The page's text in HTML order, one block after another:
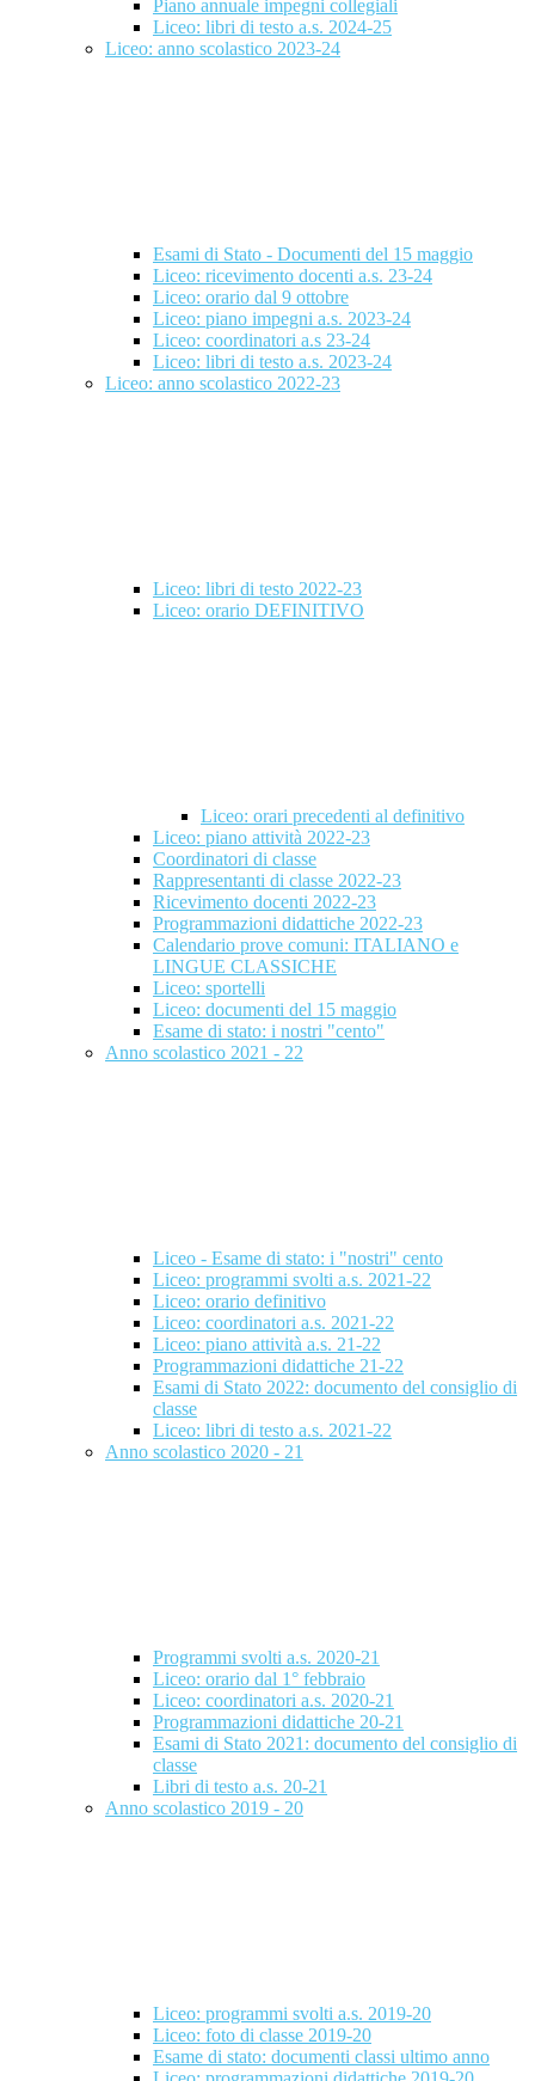
Piano annuale impegni collegiali
Liceo: libri di testo a.s. 2024-25
Liceo: anno scolastico 2023-24
Esami di Stato - Documenti del 15 maggio
Liceo: ricevimento docenti a.s. 23-24
Liceo: orario dal 9 ottobre
Liceo: piano impegni a.s. 2023-24
Liceo: coordinatori a.s 23-24
Liceo: libri di testo a.s. 2023-24
Liceo: anno scolastico 2022-23
Liceo: libri di testo 2022-23
Liceo: orario DEFINITIVO
Liceo: orari precedenti al definitivo
Liceo: piano attività 2022-23
Coordinatori di classe
Rappresentanti di classe 2022-23
Ricevimento docenti 2022-23
Programmazioni didattiche 2022-23
Calendario prove comuni: ITALIANO e
LINGUE CLASSICHE
Liceo: sportelli
Liceo: documenti del 15 maggio
Esame di stato: i nostri "cento"
Anno scolastico 2021 - 22
Liceo - Esame di stato: i "nostri" cento
Liceo: programmi svolti a.s. 2021-22
Liceo: orario definitivo
Liceo: coordinatori a.s. 2021-22
Liceo: piano attività a.s. 21-22
Programmazioni didattiche 21-22
Esami di Stato 2022: documento del consiglio di
classe
Liceo: libri di testo a.s. 2021-22
Anno scolastico 2020 - 21
Programmi svolti a.s. 2020-21
Liceo: orario dal 1° febbraio
Liceo: coordinatori a.s. 2020-21
Programmazioni didattiche 20-21
Esami di Stato 2021: documento del consiglio di
classe
Libri di testo a.s. 20-21
Anno scolastico 2019 - 20
Liceo: programmi svolti a.s. 2019-20
Liceo: foto di classe 2019-20
Esame di stato: documenti classi ultimo anno